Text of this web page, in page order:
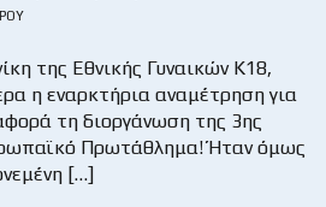
της Εθνικής Γυναικών Κ18,
η εναρκτήρια αναμέτρηση για
τη διοργάνωση της 3ης
Πρωτάθλημα! Ήταν όμως
[…]